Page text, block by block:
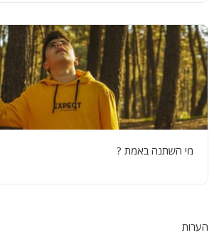
מי השתנה באמת ?
הערות